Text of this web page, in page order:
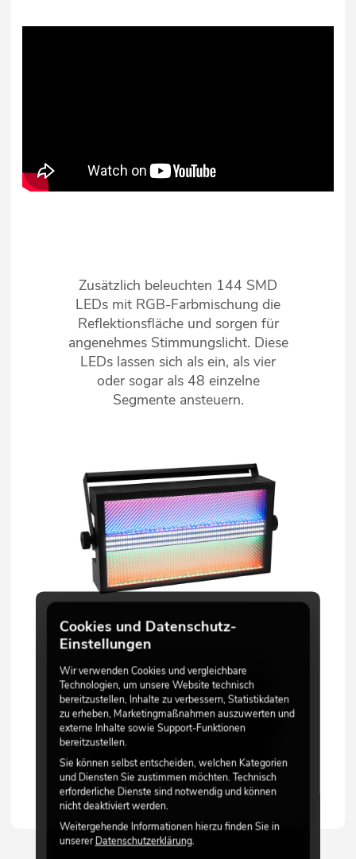
Zusätzlich beleuchten 144 SMD
LEDs mit RGB-Farbmischung die
Reflektionsfläche und sorgen für
angenehmes Stimmungslicht. Diese
LEDs lassen sich als ein, als vier
oder sogar als 48 einzelne
Segmente ansteuern.
Cookies und Datenschutz-
Einstellungen
Wir verwenden Cookies und vergleichbare
Technologien, um unsere Website technisch
bereitzustellen, Inhalte zu verbessern, Statistikdaten
zu erheben, Marketingmaßnahmen auszuwerten und
externe Inhalte sowie Support-Funktionen
bereitzustellen.
Sie können selbst entscheiden, welchen Kategorien
und Diensten Sie zustimmen möchten. Technisch
erforderliche Dienste sind notwendig und können
nicht deaktiviert werden.
Weitergehende Informationen hierzu finden Sie in
unsererDatenschutzerklärung.